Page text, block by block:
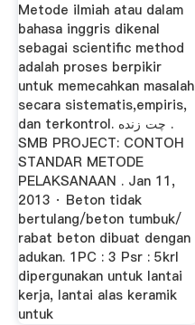
Metode ilmiah atau dalam
bahasa inggris dikenal
sebagai scientific method
adalah proses berpikir
untuk memecahkan masalah
secara sistematis,empiris,
dan terkontrol. چت زنده .
SMB PROJECT: CONTOH
STANDAR METODE
PELAKSANAAN . Jan 11,
2013 · Beton tidak
bertulang/beton tumbuk/
rabat beton dibuat dengan
adukan. 1PC : 3 Psr : 5krl
dipergunakan untuk lantai
kerja, lantai alas keramik
untuk